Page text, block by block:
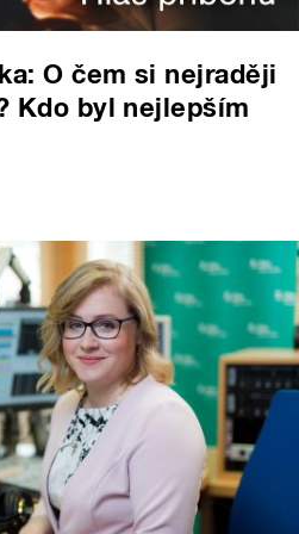
O čem si nejraději
Kdo byl nejlepším